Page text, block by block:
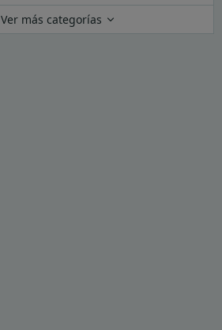
Ver más categorías